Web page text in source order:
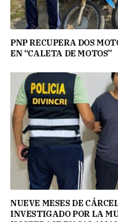
PNP RECUPERA DOS
EN “CALETA DE MOTOS”
NUEVE MESES DE
INVESTIGADO POR LA